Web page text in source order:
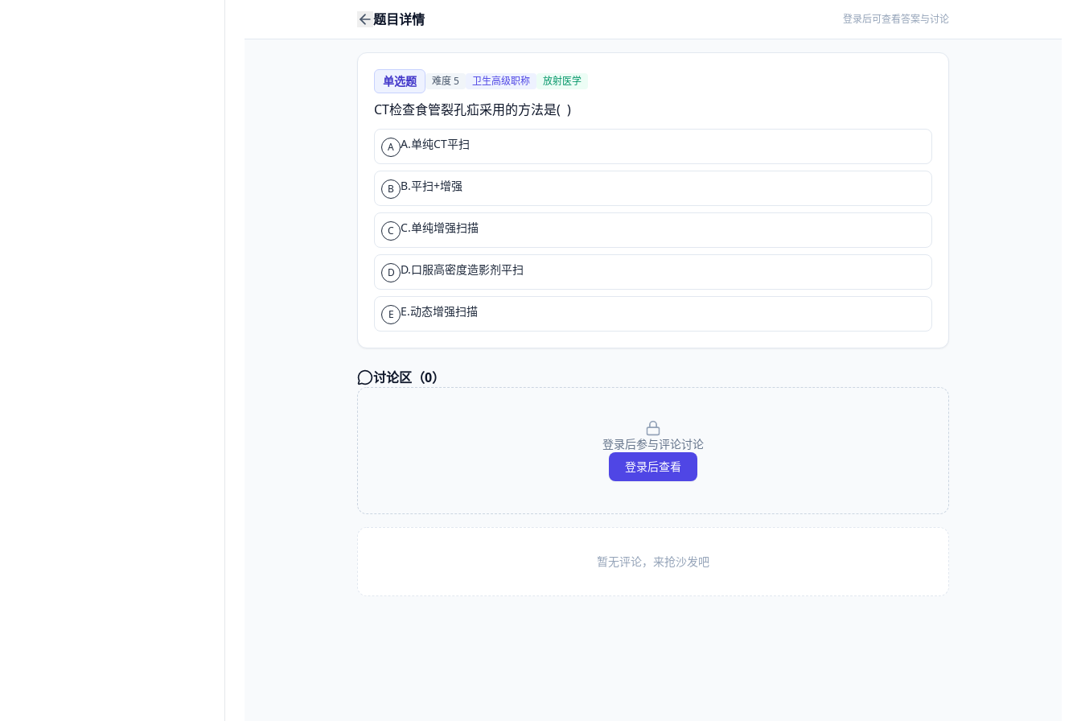
题目详情 登录后可查看答案与讨论
单选题 难度5 卫生高级职称 放射医学
CT检查食管裂孔疝采用的方法是(  )
A A.单纯CT平扫
B B.平扫+增强
C C.单纯增强扫描
D D.口服高密度造影剂平扫
E E.动态增强扫描
讨论区（0）
登录后参与评论讨论
登录后查看
暂无评论，来抢沙发吧